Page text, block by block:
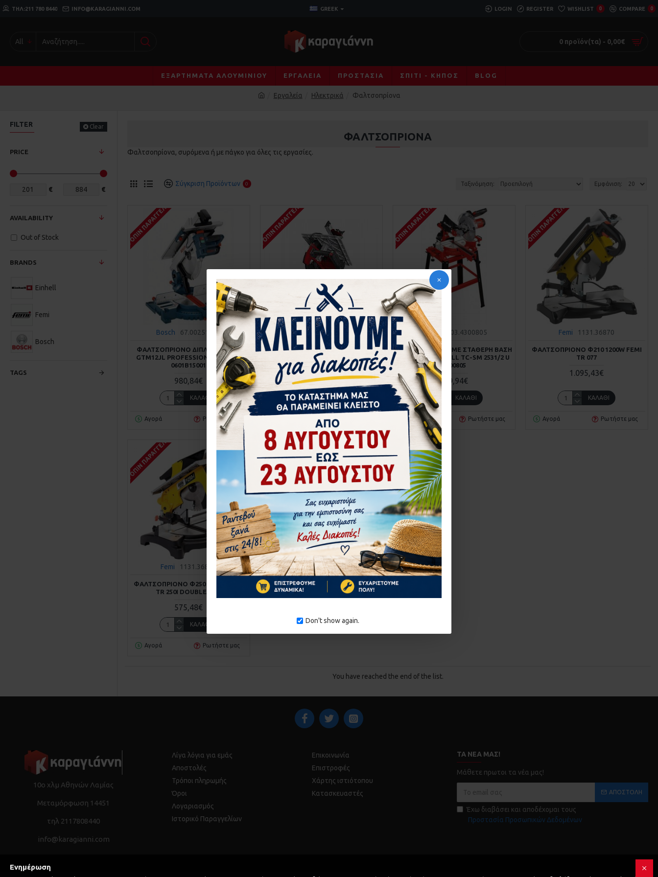
Don't show again.
ΤΗΛ:211 780 8440 INFO@KARAGIANNI.COM GREEK LOGIN REGISTER WISHLIST 0 COMPARE 0
All 0 προϊόν(τα) - 0,00€
ΕΞΑΡΤΉΜΑΤΑ ΑΛΟΥΜΙΝΊΟΥ ΕΡΓΑΛΕΊΑ ΠΡΟΣΤΑΣΊΑ ΣΠΊΤΙ - ΚΉΠΟΣ BLOG
Εργαλεία Ηλεκτρικά Φαλτσοπρίονα
FILTER Clear
PRICE
€ €
BRANDS
Einhell
Femi
Bosch
TAGS
AVAILABILITY
Out of Stock
ΦΑΛΤΣΟΠΡΊΟΝΑ
Φαλτσοπρίονα, συρόμενα ή με πάγκο για όλες τις εργασίες.
Σύγκριση Προϊόντων 0 Ταξινόμηση: Εμφάνιση:
ΚΑΤΌΠΙΝ ΠΑΡΑΓΓΕΛΊΑΣ
Bosch 67.00251026
ΦΑΛΤΣΟΠΡΙΟΝΟ ΔΙΠΛΗΣ ΚΟΠΗΣ
GTM12JL PROFESSIONAL BOSCH
0601B15001
980,84€
ΚΑΛΆΘΙ
Αγορά Ρωτήστε μας
ΚΑΤΌΠΙΝ ΠΑΡΑΓΓΕΛΊΑΣ
Einhell 503.4300347
ΦΑΛΤΣΟΠΡΙΟΝΟ ΜΕ ΠΑΓΚΟ
ΕΡΓΑΣΙΑΣ TC-MS 3017 T EINHELL
4300347
379,15€
ΚΑΛΆΘΙ
Ρωτήστε μας
ΚΑΤΌΠΙΝ ΠΑΡΑΓΓΕΛΊΑΣ
Einhell 503.4300805
ΦΑΛΤΣΟΠΡΙΟΝΟ ΜΕ ΣΤΑΘΕΡΗ ΒΑΣΗ
ΚΑΙ LASER EINHELL TC-SM 2531/2 U
4300805
249,94€
ΚΑΛΆΘΙ
Αγορά Ρωτήστε μας
ΚΑΤΌΠΙΝ ΠΑΡΑΓΓΕΛΊΑΣ
Femi 1131.36870
ΦΑΛΤΣΟΠΡΙΟΝΟ Φ210 1200W FEMI
TR 077
1.095,43€
ΚΑΛΆΘΙ
Αγορά Ρωτήστε μας
ΚΑΤΌΠΙΝ ΠΑΡΑΓΓΕΛΊΑΣ
Femi 1131.36871
ΦΑΛΤΣΟΠΡΙΟΝΟ Φ250 1200W FEMI
TR 250I DOUBLE CUT
575,48€
ΚΑΛΆΘΙ
Αγορά Ρωτήστε μας
You have reached the end of the list.
10ο χλμ Αθηνών Λαμίας
Μεταμόρφωση 14451
τηλ 2117808440
info@karagianni.com
Λίγα λόγια για εμάς
Αποστολές
Τρόποι πληρωμής
Όροι
Λογαριασμός
Ιστορικό Παραγγελίων
Επικοινωνία
Επιστροφές
Χάρτης ιστιότοπου
Κατασκευαστές
ΤΑ ΝΈΑ ΜΑΣ!
Μάθετε πρωτοι τα νέα μας!
ΑΠΟΣΤΟΛΉ
Έχω διαβάσει και αποδέχομαι τους
Προστασία Προσωπικών Δεδομένων
Ενημέρωση